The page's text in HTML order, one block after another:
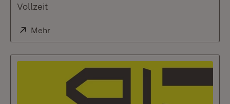
Vollzeit
Extern:
Mehr(Öffnet in neuem Fenster)